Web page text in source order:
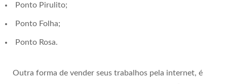
Ponto Pirulito;
Ponto Folha;
Ponto Rosa.
Outra forma de vender seus trabalhos pela internet, é